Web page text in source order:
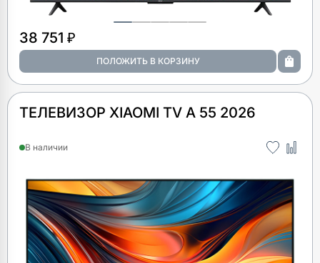
38 751 ₽
ТЕЛЕВИЗОР XIAOMI TV A 55 2026
В наличии